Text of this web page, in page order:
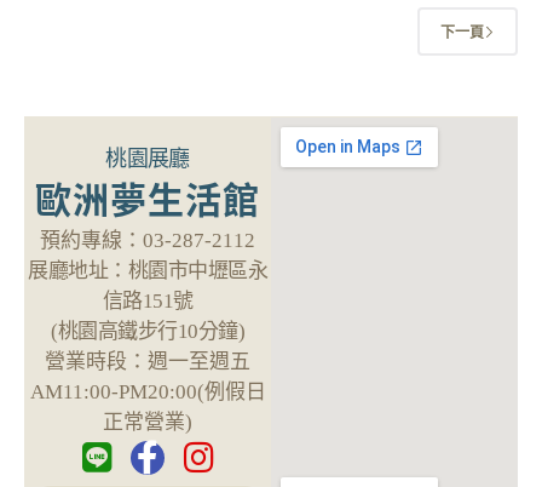
下一頁
桃園展廳
歐洲夢生活館
預約專線： 03-287-2112
展廳地址： 桃園市中壢區永
信路151號
(桃園高鐵步行10分鐘)
營業時段： 週一至週五
AM11:00-PM20:00(例假日
正常營業)